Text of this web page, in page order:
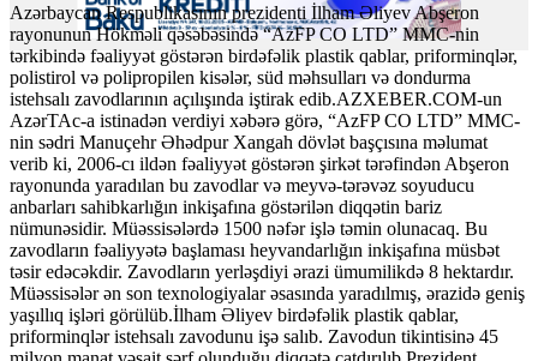
Azərbaycan Respublikasının prezidenti İlham Əliyev Abşeron
rayonunun Hökməli qəsəbəsində “AzFP CO LTD” MMC-nin
tərkibində fəaliyyət göstərən birdəfəlik plastik qablar, priforminqlər,
polistirol və polipropilen kisələr, süd məhsulları və dondurma
istehsalı zavodlarının açılışında iştirak edib.AZXEBER.COM-un
AzərTAc-a istinadən verdiyi xəbərə görə, “AzFP CO LTD” MMC-
nin sədri Manuçehr Əhədpur Xangah dövlət başçısına məlumat
verib ki, 2006-cı ildən fəaliyyət göstərən şirkət tərəfindən Abşeron
rayonunda yaradılan bu zavodlar və meyvə-tərəvəz soyuducu
anbarları sahibkarlığın inkişafına göstərilən diqqətin bariz
nümunəsidir. Müəssisələrdə 1500 nəfər işlə təmin olunacaq. Bu
zavodların fəaliyyətə başlaması heyvandarlığın inkişafına müsbət
təsir edəcəkdir. Zavodların yerləşdiyi ərazi ümumilikdə 8 hektardır.
Müəssisələr ən son texnologiyalar əsasında yaradılmış, ərazidə geniş
yaşıllıq işləri görülüb.İlham Əliyev birdəfəlik plastik qablar,
priforminqlər istehsalı zavodunu işə salıb. Zavodun tikintisinə 45